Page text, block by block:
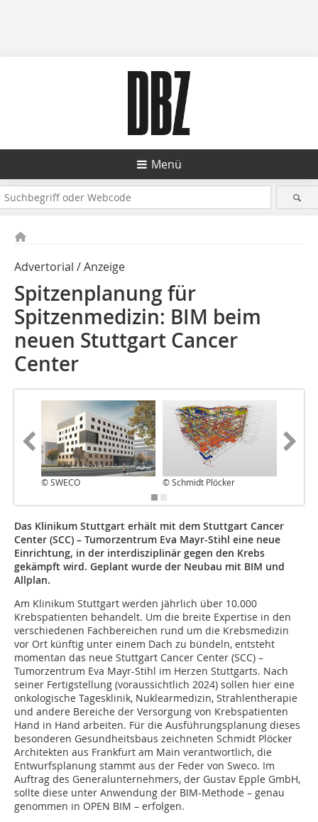
Menü
Advertorial / Anzeige
Spitzenplanung für
Spitzenmedizin: BIM beim
neuen Stuttgart Cancer
Center
© SWECO © Schmidt Plöcker
Das Klinikum Stuttgart erhält mit dem Stuttgart Cancer
Center (SCC) – Tumorzentrum Eva Mayr-Stihl eine neue
Einrichtung, in der interdisziplinär gegen den Krebs
gekämpft wird. Geplant wurde der Neubau mit BIM und
Allplan.
Am Klinikum Stuttgart werden jährlich über 10.000
Krebspatienten behandelt. Um die breite Expertise in den
verschiedenen Fachbereichen rund um die Krebsmedizin
vor Ort künftig unter einem Dach zu bündeln, entsteht
momentan das neue Stuttgart Cancer Center (SCC) –
Tumorzentrum Eva Mayr-Stihl im Herzen Stuttgarts. Nach
seiner Fertigstellung (voraussichtlich 2024) sollen hier eine
onkologische Tagesklinik, Nuklearmedizin, Strahlentherapie
und andere Bereiche der Versorgung von Krebspatienten
Hand in Hand arbeiten. Für die Ausführungsplanung dieses
besonderen Gesundheitsbaus zeichneten Schmidt Plöcker
Architekten aus Frankfurt am Main verantwortlich, die
Entwurfsplanung stammt aus der Feder von Sweco. Im
Auftrag des Generalunternehmers, der Gustav Epple GmbH,
sollte diese unter Anwendung der BIM-Methode – genau
genommen in OPEN BIM – erfolgen.